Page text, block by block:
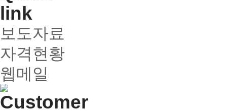
보도자료
자격현황
웹메일